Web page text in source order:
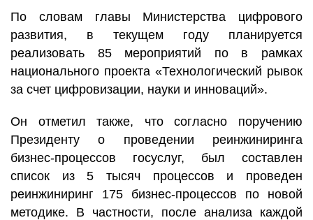
По словам главы Министерства цифрового
развития, в текущем году планируется
реализовать 85 мероприятий по в рамках
национального проекта «Технологический рывок
за счет цифровизации, науки и инноваций».
Он отметил также, что согласно поручению
Президенту о проведении реинжиниринга
бизнес-процессов госуслуг, был составлен
список из 5 тысяч процессов и проведен
реинжиниринг 175 бизнес-процессов по новой
методике. В частности, после анализа каждой